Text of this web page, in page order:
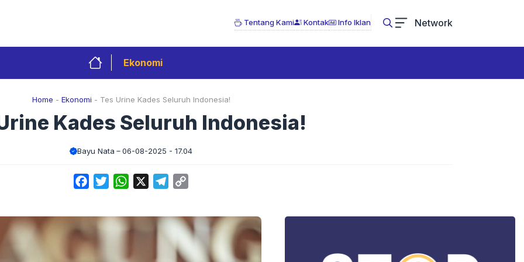
Tentang Kami Kontak Info Iklan Network
Ekonomi
Home - Ekonomi - Tes Urine Kades Seluruh Indonesia!
Kades Seluruh Indonesia!
Bayu Nata 06-08-2025 - 17.04
FacebookTwitterWhatsApp Telegram